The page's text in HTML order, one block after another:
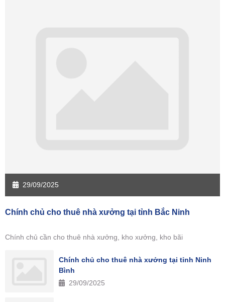
29/09/2025
Chính chủ cho thuê nhà xưởng tại tỉnh Bắc Ninh
Chính chủ cần cho thuê nhà xưởng, kho xưởng, kho bãi
Chính chủ cho thuê nhà xưởng tại tỉnh Ninh
Bình
29/09/2025